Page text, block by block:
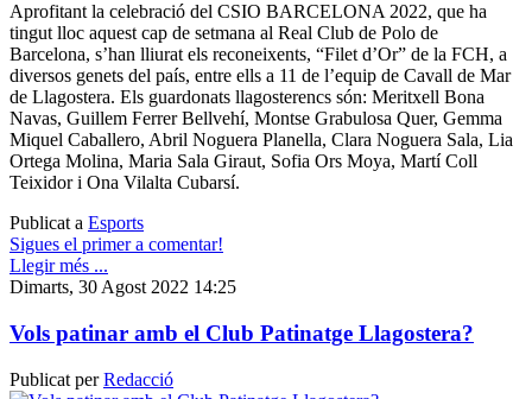
Aprofitant la celebració del CSIO BARCELONA 2022, que ha
tingut lloc aquest cap de setmana al Real Club de Polo de
Barcelona, s’han lliurat els reconeixents, “Filet d’Or” de la FCH, a
diversos genets del país, entre ells a 11 de l’equip de Cavall de Mar
de Llagostera. Els guardonats llagosterencs són: Meritxell Bona
Navas, Guillem Ferrer Bellvehí, Montse Grabulosa Quer, Gemma
Miquel Caballero, Abril Noguera Planella, Clara Noguera Sala, Lia
Ortega Molina, Maria Sala Giraut, Sofia Ors Moya, Martí Coll
Teixidor i Ona Vilalta Cubarsí.
Publicat a Esports
Sigues el primer a comentar!
Llegir més ...
Dimarts, 30 Agost 2022 14:25
Vols patinar amb el Club Patinatge Llagostera?
Publicat perRedacció